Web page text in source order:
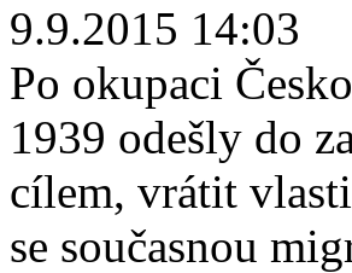
9.9.2015 14:03
Po okupaci
1939 odešly do
cílem, vrátit
se současnou